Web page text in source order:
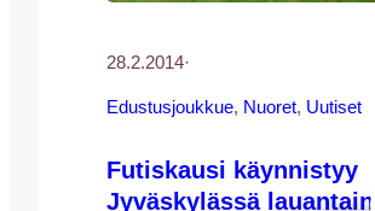
28.2.2014·
Edustusjoukkue, Nuoret, Uutiset
Futiskausi käynnistyy
Jyväskylässä lauantaina